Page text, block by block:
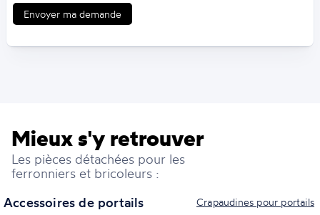
Envoyer ma demande
Mieux s'y retrouver
Les pièces détachées pour les
ferronniers et bricoleurs :
Accessoires de portails
Crapaudines pour portails